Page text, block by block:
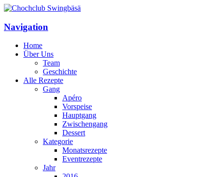
Navigation
Home
Über Uns
Team
Geschichte
Alle Rezepte
Gang
Apéro
Vorspeise
Hauptgang
Zwischengang
Dessert
Kategorie
Monatsrezepte
Eventrezepte
Jahr